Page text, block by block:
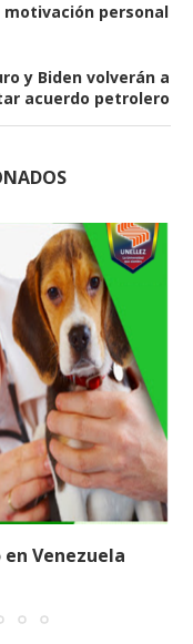
motivación personal
y Biden volverán a
acuerdo petrolero
Venezuela